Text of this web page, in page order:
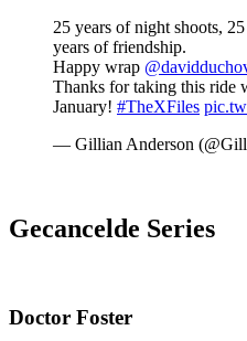
25 years of night shoots,
years of friendship.
Happy wrap
Thanks for taking this ride
January! #TheXFiles
— Gillian Anderson
Gecancelde Series
Doctor Foster